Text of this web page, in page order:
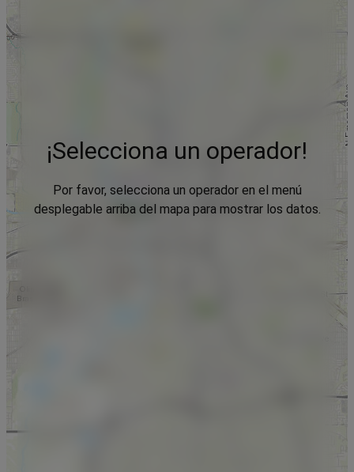
¡Selecciona un operador!
Por favor, selecciona un operador en el menú
desplegable arriba del mapa para mostrar los datos.